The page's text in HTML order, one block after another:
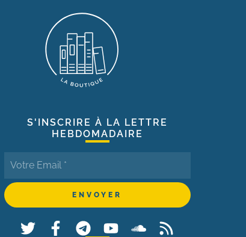
S'INSCRIRE À LA LETTRE
HEBDOMADAIRE